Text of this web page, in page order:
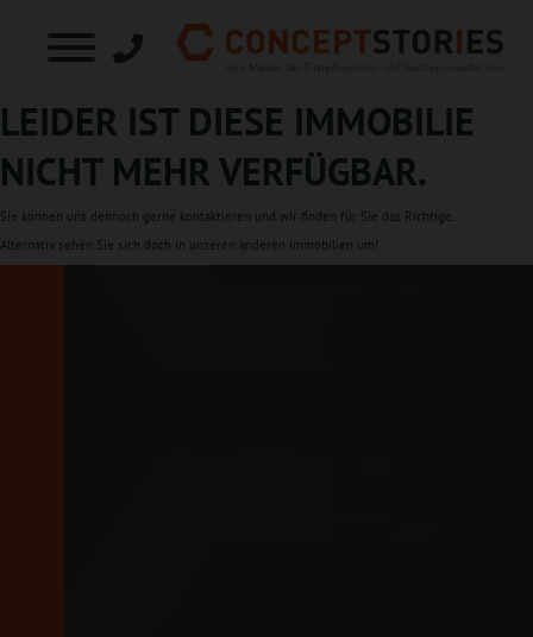
LEIDER IST DIESE IMMOBILIE
NICHT MEHR VERFÜGBAR.
Sie können uns dennoch gerne kontaktieren und wir finden für Sie das Richtige.
Alternativ sehen Sie sich doch in unseren anderen Immobilien um!